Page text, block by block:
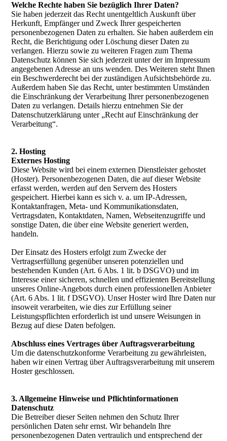
Welche Rechte haben Sie bezüglich Ihrer Daten?
Sie haben jederzeit das Recht unentgeltlich Auskunft über
Herkunft, Empfänger und Zweck Ihrer gespeicherten
personenbezogenen Daten zu erhalten. Sie haben außerdem ein
Recht, die Berichtigung oder Löschung dieser Daten zu
verlangen. Hierzu sowie zu weiteren Fragen zum Thema
Datenschutz können Sie sich jederzeit unter der im Impressum
angegebenen Adresse an uns wenden. Des Weiteren steht Ihnen
ein Beschwerderecht bei der zuständigen Aufsichtsbehörde zu.
Außerdem haben Sie das Recht, unter bestimmten Umständen
die Einschränkung der Verarbeitung Ihrer personenbezogenen
Daten zu verlangen. Details hierzu entnehmen Sie der
Datenschutzerklärung unter „Recht auf Einschränkung der
Verarbeitung“.
2. Hosting
Externes Hosting
Diese Website wird bei einem externen Dienstleister gehostet
(Hoster). Personenbezogenen Daten, die auf dieser Website
erfasst werden, werden auf den Servern des Hosters
gespeichert. Hierbei kann es sich v. a. um IP-Adressen,
Kontaktanfragen, Meta- und Kommunikationsdaten,
Vertragsdaten, Kontaktdaten, Namen, Webseitenzugriffe und
sonstige Daten, die über eine Website generiert werden,
handeln.
Der Einsatz des Hosters erfolgt zum Zwecke der
Vertragserfüllung gegenüber unseren potenziellen und
bestehenden Kunden (Art. 6 Abs. 1 lit. b DSGVO) und im
Interesse einer sicheren, schnellen und effizienten Bereitstellung
unseres Online-Angebots durch einen professionellen Anbieter
(Art. 6 Abs. 1 lit. f DSGVO). Unser Hoster wird Ihre Daten nur
insoweit verarbeiten, wie dies zur Erfüllung seiner
Leistungspflichten erforderlich ist und unsere Weisungen in
Bezug auf diese Daten befolgen.
Abschluss eines Vertrages über Auftragsverarbeitung
Um die datenschutzkonforme Verarbeitung zu gewährleisten,
haben wir einen Vertrag über Auftragsverarbeitung mit unserem
Hoster geschlossen.
3. Allgemeine Hinweise und Pflichtinformationen
Datenschutz
Die Betreiber dieser Seiten nehmen den Schutz Ihrer
persönlichen Daten sehr ernst. Wir behandeln Ihre
personenbezogenen Daten vertraulich und entsprechend der